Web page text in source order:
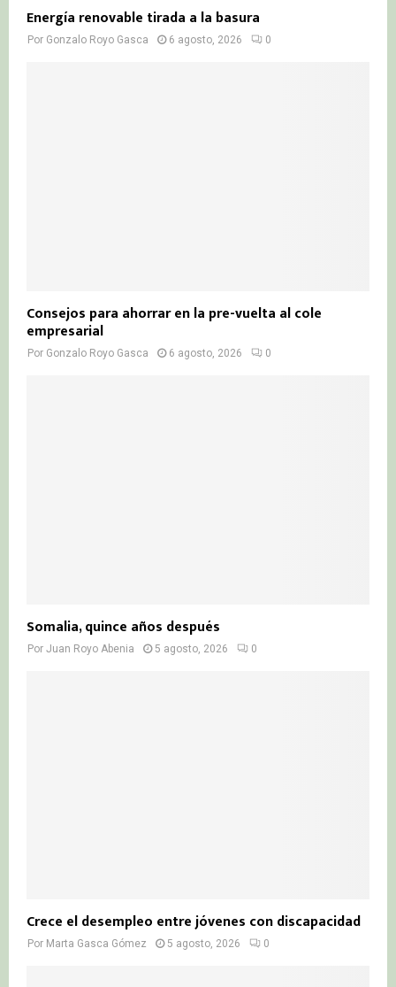
Energía renovable tirada a la basura
Por Gonzalo Royo Gasca 6 agosto, 2026 0
Consejos para ahorrar en la pre-vuelta al cole
empresarial
Por Gonzalo Royo Gasca 6 agosto, 2026 0
Somalia, quince años después
Por Juan Royo Abenia 5 agosto, 2026 0
Crece el desempleo entre jóvenes con discapacidad
Por Marta Gasca Gómez 5 agosto, 2026 0